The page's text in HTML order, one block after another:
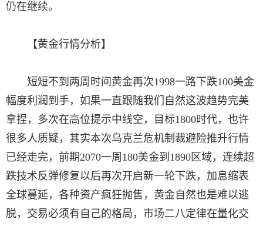
仍在继续。
【黄金行情分析】
短短不到两周时间黄金再次1998一路下跌100美金
幅度利润到手，如果一直跟随我们自然这波趋势完美
拿捏，多次在高位提示中线空，目标1800时代，也许
很多人质疑，其实本次乌克兰危机制裁避险推升行情
已经走完，前期2070一周180美金到1890区域，连续超
跌技术反弹修复以后再次开启新一轮下跌，加息缩表
全球蔓延，各种资产疯狂抛售，黄金自然也是难以逃
脱，交易必须有自己的格局，市场二八定律在量化交